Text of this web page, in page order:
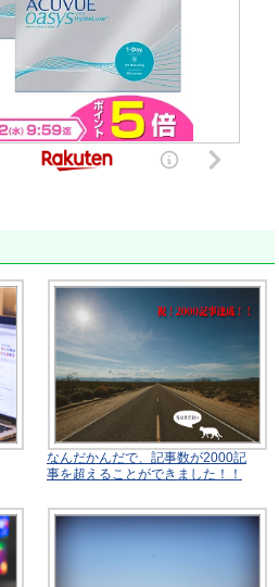
なんだかんだで、記事数が2000記
事を超えることができました！！